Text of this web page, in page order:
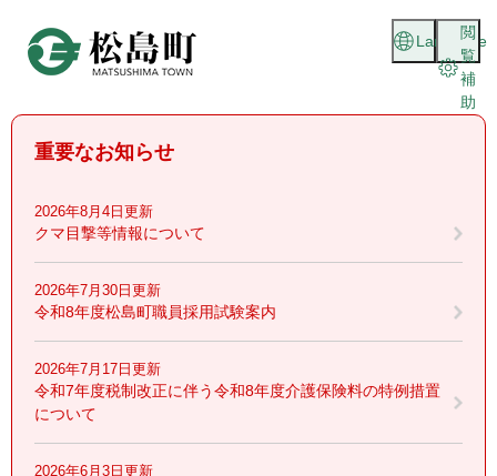
頭
閲
覧
補
助
Language
重要なお知らせ
2026年8月4日更新
クマ目撃等情報について
2026年7月30日更新
令和8年度松島町職員採用試験案内
2026年7月17日更新
令和7年度税制改正に伴う令和8年度介護保険料の特例措置
について
2026年6月3日更新